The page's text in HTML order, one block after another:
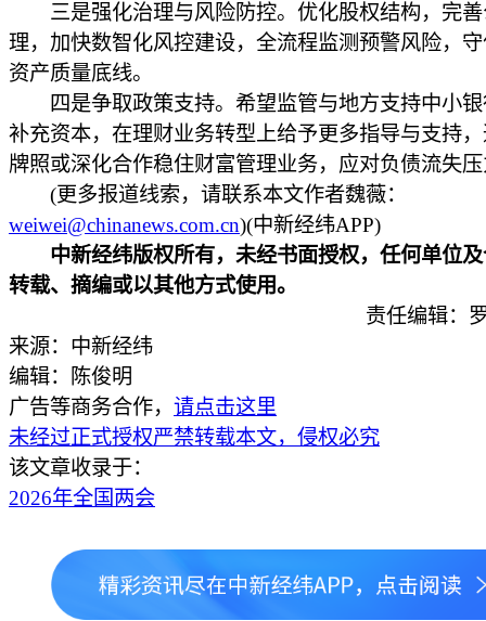
三是强化治理与风险防控。优化股权结构，完善
理，加快数智化风控建设，全流程监测预警风险，
资产质量底线。
四是争取政策支持。希望监管与地方支持中小银
补充资本，在理财业务转型上给予更多指导与支持
牌照或深化合作稳住财富管理业务，应对负债流失
(更多报道线索，请联系本文作者魏薇：
weiwei@chinanews.com.cn)(中新经纬APP)
中新经纬版权所有，未经书面授权，任何单位
转载、摘编或以其他方式使用。
责任编辑：
来源：中新经纬
编辑：陈俊明
广告等商务合作， 请点击这里
未经过正式授权严禁转载本文，侵权必究
该文章收录于：
2026年全国两会